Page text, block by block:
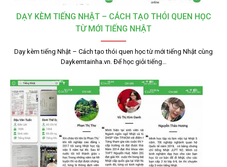
DẠY KÈM TIẾNG NHẬT – CÁCH TẠO THÓI QUEN HỌC
TỪ MỚI TIẾNG NHẬT
Dạy kèm tiếng Nhật – Cách tạo thói quen học từ mới tiếng Nhật cùng
Daykemtainha.vn. Để học giỏi tiếng…